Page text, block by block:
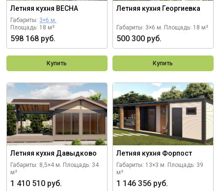
Летняя кухня ВЕСНА
Габариты: 3×6 м.
Площадь: 18 м²
598 168 руб.
Купить
Летняя кухня Георгиевка
Габариты: 3×6 м. Площадь: 18 м²
500 300 руб.
Купить
Летняя кухня Давыдково
Габариты: 8,5×4 м. Площадь: 34
м²
1 410 510 руб.
Летняя кухня Форпост
Габариты: 13×3 м. Площадь: 39
м²
1 146 356 руб.